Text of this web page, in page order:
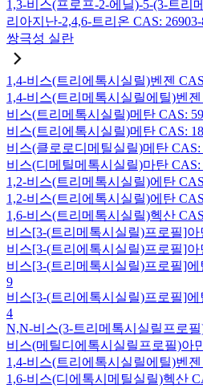
1,3-비스(프로프-2-에닐)-5-(3-트리
리아지난-2,4,6-트리온 CAS: 26903-
쌍극성 실란
1,4-비스(트리에톡시실릴)벤젠
1,4-비스(트리메톡시실릴에틸)벤젠
비스(트리메톡시실릴)메탄 CAS:
비스(트리에톡시실릴)메탄 CAS:
비스(클로로디메틸실릴)메탄 CAS:
비스(디메틸메톡시실릴)마탄 CAS:
1,2-비스(트리메톡시실릴)에탄
1,2-비스(트리에톡시실릴)에탄
1,6-비스(트리메톡시실릴)헥산
비스[3-(트리메톡시실릴)프로필]아
비스[3-(트리에톡시실릴)프로필]아
비스[3-(트리메톡시실릴)프로필]에
9
비스[3-(트리에톡시실릴)프로필]에
4
N,N-비스(3-트리메톡시실릴프로필
비스(메틸디에톡시실릴프로필)아
1,4-비스(트리에톡시실릴에틸)벤젠
1,6-비스(디에톡시메틸실릴)헥산